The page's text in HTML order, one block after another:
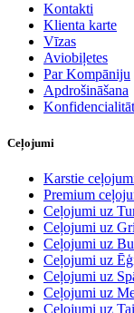
Kontakti
Klienta karte
Vīzas
Aviobiļetes
Par Kompāniju
Apdrošināšana
Ceļojumi
Karstie
Premium
Ceļojumi uz
Ceļojumi uz
Ceļojumi uz
Ceļojumi uz
Ceļojumi uz
Ceļojumi uz
Ceļojumi uz